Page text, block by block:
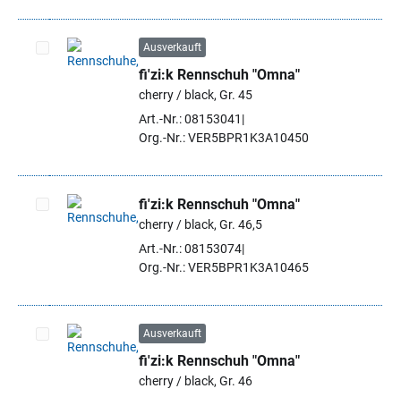
Artikel auswählen
Ausverkauft
fi'zi:k Rennschuh "Omna"
cherry / black, Gr. 45
Art.-Nr.: 08153041
Org.-Nr.: VER5BPR1K3A10450
Artikel auswählen
fi'zi:k Rennschuh "Omna"
cherry / black, Gr. 46,5
Art.-Nr.: 08153074
Org.-Nr.: VER5BPR1K3A10465
Artikel auswählen
Ausverkauft
fi'zi:k Rennschuh "Omna"
cherry / black, Gr. 46